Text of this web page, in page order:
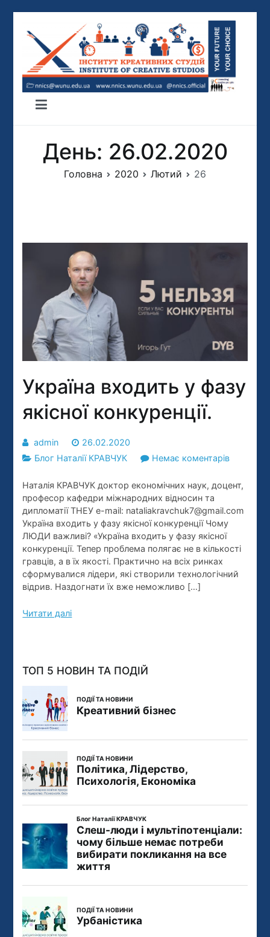
вмісту
ІНСТИТУТ КРЕАТИВНИХ СТУДІЙ
ННІКС
День: 26.02.2020
Головна 2020 Лютий 26
Україна входить у фазу
якісної конкуренції.
admin
26.02.2020
Блог Наталії КРАВЧУК
Немає коментарівдо
входить
Наталія КРАВЧУК доктор економічних наук, доцент,
професор кафедри міжнародних відносин та
дипломатії ТНЕУ e-mail: nataliakravchuk7@gmail.com
Україна входить у фазу якісної конкуренції Чому
ЛЮДИ важливі? «Україна входить у фазу якісної
конкуренції. Тепер проблема полягає не в кількості
гравців, а в їх якості. Практично на всіх ринках
сформувалися лідери, які створили технологічний
відрив. Наздогнати їх вже неможливо […]
Читати далі
ТОП 5 НОВИН ТА ПОДІЙ